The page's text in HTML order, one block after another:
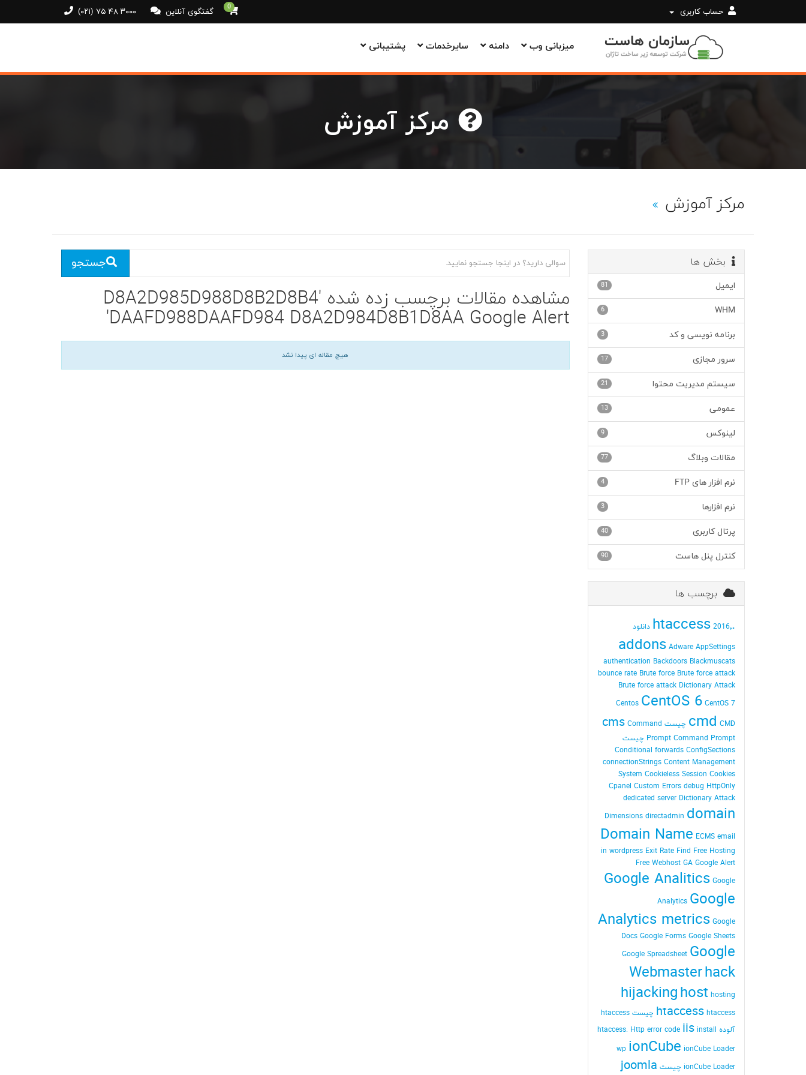
(۰۲۱) ۷۵ ۴۸ ۳۰۰۰ گفتگوی آنلاین 0 حساب کاربری
پشتیبانی سایرخدمات دامنه میزبانی وب
مرکز آموزش
بخش ها
81 ایمیل
6 WHM
3 برنامه نویسی و کد
17 سرور مجازی
21 سیستم مدیریت محتوا
13 عمومی
9 لینوکس
77 مقالات وبلاگ
4 نرم افزار های FTP
3 نرم افزارها
40 پرتال کاربری
90 کنترل پنل هاست
جستجو
مشاهده مقالات برچسب زده شده 'D8A2D985D988D8B2D8B4
DAAFD988DAAFD984 D8A2D984D8B1D8AA Google Alert'
هیچ مقاله ای پیدا نشد
برچسب ها
.htaccess2016٬ دانلود
addons Adware AppSettings
authentication Backdoors Blackmuscats
bounce rate Brute force Brute force attack
Brute force attack Dictionary Attack
Centos CentOS 6 CentOS 7
cmd CMD چیست cms Command
Prompt Command Prompt چیست
Conditional forwards ConfigSections
connectionStrings Content Management
System Cookieless Session Cookies
Cpanel Custom Errors debug HttpOnly
dedicated server Dictionary Attack
Dimensions directadmin domain
Domain Name ECMS email
in wordpress Exit Rate Find Free Hosting
Free Webhost GA Google Alert
Google Analitics Google
Analytics Google
Analytics metrics Google
Docs Google Forms Google Sheets
Google Spreadsheet Google
Webmasterhack
hijackinghost hosting
htaccess htaccess چیست
htaccess
آلوده
htaccess. Http error code iis install
wp ionCube ionCube Loader
ionCube Loader چیست
joomla